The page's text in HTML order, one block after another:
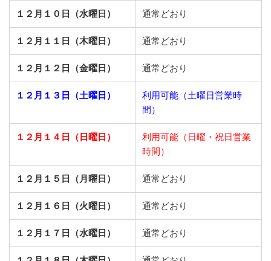
１２月１０日（水曜日） 通常どおり
１２月１１日（木曜日） 通常どおり
１２月１２日（金曜日） 通常どおり
１２月１３日（土曜日）
利用可能（土曜日営業時
間）
１２月１４日（日曜日）
利用可能（日曜・祝日営業
時間）
１２月１５日（月曜日） 通常どおり
１２月１６日（火曜日） 通常どおり
１２月１７日（水曜日） 通常どおり